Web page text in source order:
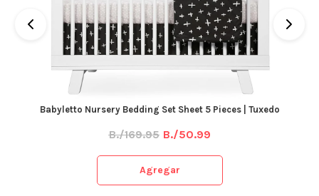
Babyletto Nursery Bedding Set Sheet 5 Pieces | Tuxedo
B./169.95 B./50.99
Agregar